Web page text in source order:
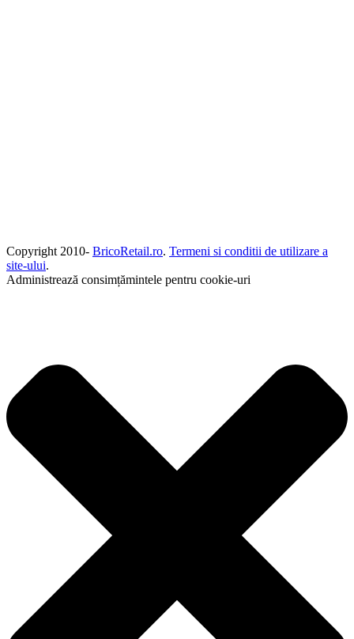
Copyright 2010- BricoRetail.ro. Termeni si conditii de utilizare a
site-ului.
Administrează consimțămintele pentru cookie-uri